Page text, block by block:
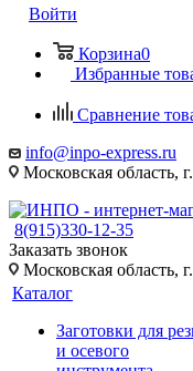
Войти
Корзина0
Избранные
Сравнение
info@inpo-express.ru
Московская область,
8(915)330-12-35
Заказать звонок
Московская область,
Каталог
Заготовки для
и осевого